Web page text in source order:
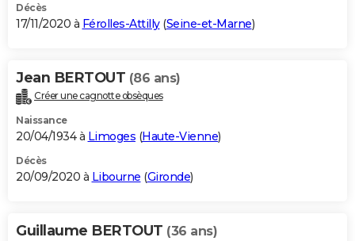
Décès
17/11/2020 à Férolles-Attilly(Seine-et-Marne)
Jean BERTOUT (86 ans)
Créer une cagnotte obsèques
Naissance
20/04/1934 à Limoges (Haute-Vienne)
Décès
20/09/2020 à Libourne (Gironde)
Guillaume BERTOUT (36 ans)